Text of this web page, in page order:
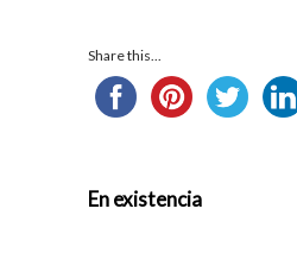
Share this...
En existencia